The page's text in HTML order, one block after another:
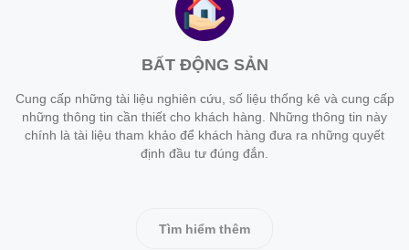
BẤT ĐỘNG SẢN
Cung cấp những tài liệu nghiên cứu, số liệu thống kê và cung cấp
những thông tin cần thiết cho khách hàng. Những thông tin này
chính là tài liệu tham khảo để khách hàng đưa ra những quyết
định đầu tư đúng đắn.
Tìm hiểm thêm